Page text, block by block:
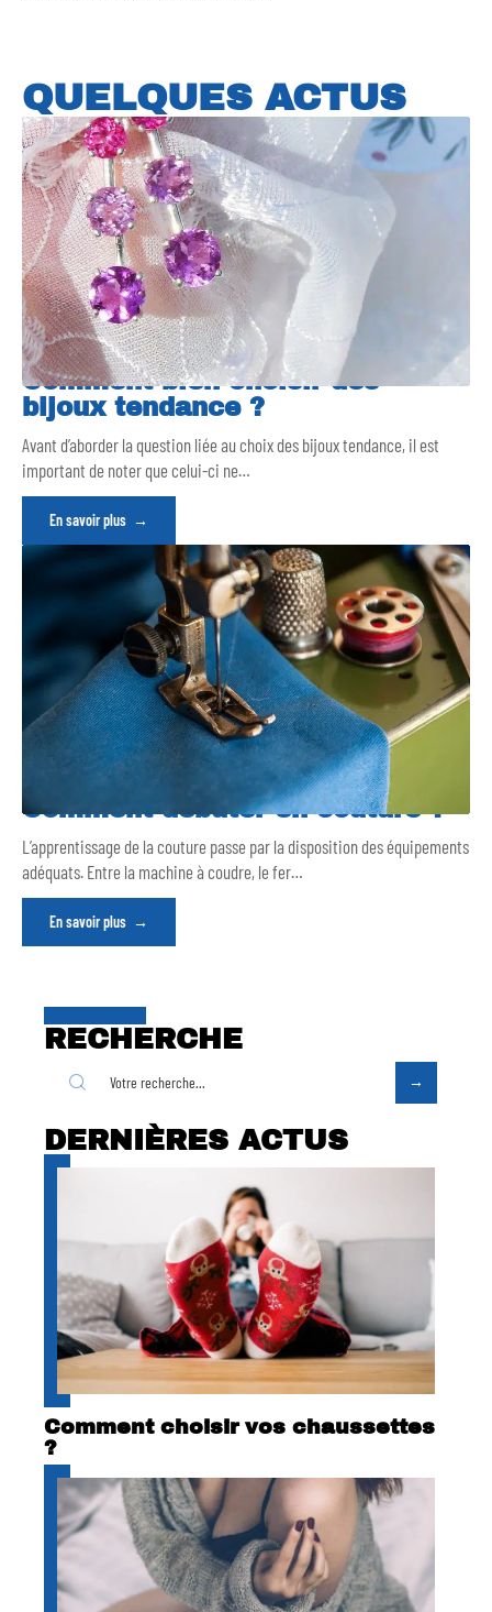
QUELQUES ACTUS
Comment bien choisir des
bijoux tendance ?
Avant d’aborder la question liée au choix des bijoux tendance, il est
important de noter que celui-ci ne…
En savoir plus
Comment débuter en couture ?
L’apprentissage de la couture passe par la disposition des équipements
adéquats. Entre la machine à coudre, le fer…
En savoir plus
RECHERCHE
DERNIÈRES ACTUS
Comment choisir vos chaussettes
?